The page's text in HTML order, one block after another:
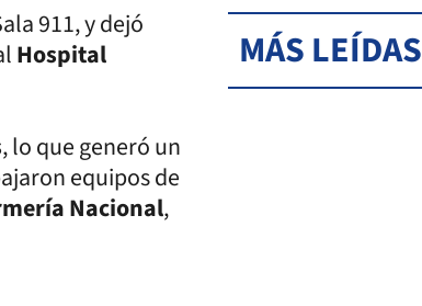
911, y dejó
Hospital
, lo que generó un
equipos de
Nacional,
MÁS LEÍDAS